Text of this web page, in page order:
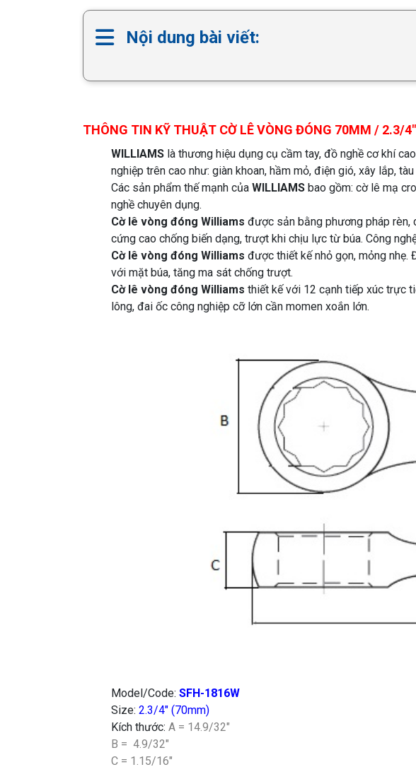
Nội dung bài viết:
THÔNG TIN KỸ THUẬT CỜ LÊ VÒNG ĐÓNG 70MM / 2.3/
WILLIAMS là thương hiệu dụng cụ cầm tay, đồ nghề cơ khí
nghiệp trên cao như: giàn khoan, hầm mỏ, điện gió, xây lắp,
Các sản phẩm thế mạnh của WILLIAMS bao gồm: cờ lê mạ
nghề chuyên dụng.
Cờ lê vòng đóng Williams được sản bằng phương pháp rèn,
cứng cao chống biến dạng, trượt khi chịu lực từ búa. Công
Cờ lê vòng đóng Williams được thiết kế nhỏ gọn, mỏng
với mặt búa, tăng ma sát chống trượt.
Cờ lê vòng đóng Williams thiết kế với 12 cạnh tiếp xúc trực
lông, đai ốc công nghiệp cỡ lớn cần momen xoắn lớn.
Model/Code: SFH-1816W
Size: 2.3/4″ (70mm)
Kích thước: A = 14.9/32″
B = 4.9/32″
C = 1.15/16″